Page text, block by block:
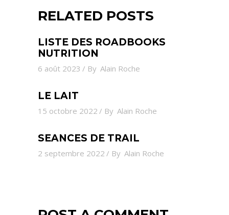
RELATED POSTS
LISTE DES ROADBOOKS
NUTRITION
6 août 2023 By Alain Roche
LE LAIT
15 octobre 2022 By Alain Roche
SEANCES DE TRAIL
2 septembre 2022 By Alain Roche